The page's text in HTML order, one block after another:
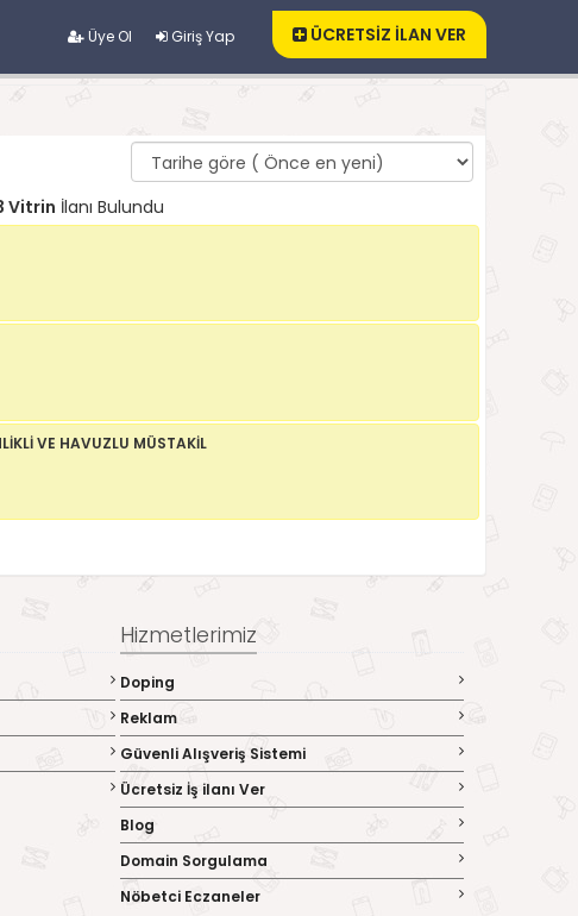
Üye Ol Giriş Yap ÜCRETSİZ İLAN VER
Vitrin İlanı Bulundu
VE HAVUZLU MÜSTAKİL
Hizmetlerimiz
Doping
Reklam
Güvenli Alışveriş Sistemi
Ücretsiz İş ilanı Ver
Blog
Domain Sorgulama
Nöbetci Eczaneler